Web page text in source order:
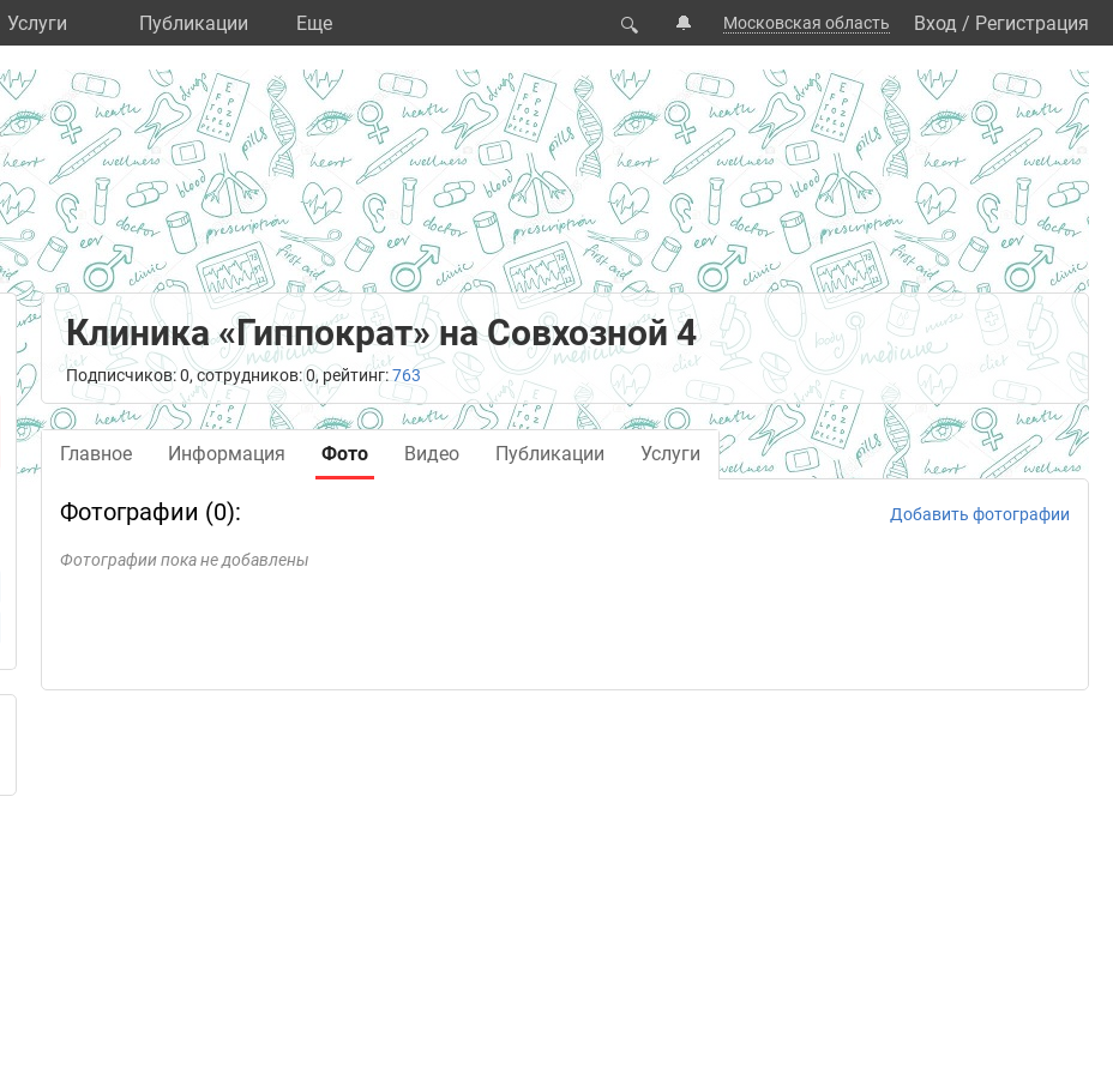
Услуги Публикации Eще 🔍 🔔 Московская область Вход / Регистрация
Клиника «Гиппократ» на Совхозной 4
Подписчиков: 0, сотрудников: 0, рейтинг:763
Главное Информация Фото Видео Публикации Услуги
Фотографии (0): Добавить фотографии
Фотографии пока не добавлены